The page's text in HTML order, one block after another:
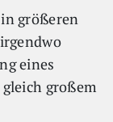
größeren
eines
großem